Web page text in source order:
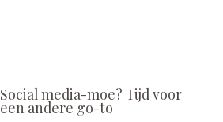
Social media-moe? Tijd voor
een andere go-to